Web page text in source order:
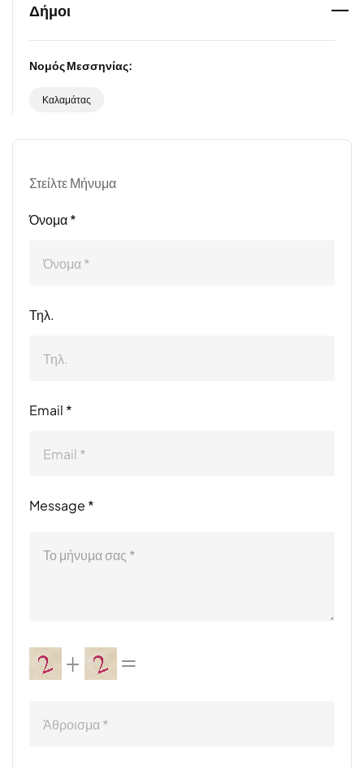
Δήμοι
Νομός Μεσσηνίας:
Καλαμάτας
Στείλτε Μήνυμα
Όνομα *
Τηλ.
Email *
Message *